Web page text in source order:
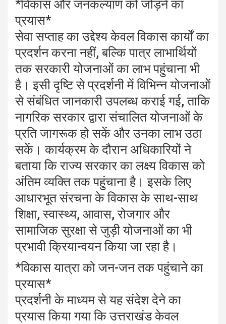
*विकास और जनकल्याण को जोड़ने का
प्रयास*
सेवा सप्ताह का उद्देश्य केवल विकास कार्यों का
प्रदर्शन करना नहीं, बल्कि पात्र लाभार्थियों
तक सरकारी योजनाओं का लाभ पहुंचाना भी
है। इसी दृष्टि से प्रदर्शनी में विभिन्न योजनाओं
से संबंधित जानकारी उपलब्ध कराई गई, ताकि
नागरिक सरकार द्वारा संचालित योजनाओं के
प्रति जागरूक हो सकें और उनका लाभ उठा
सकें। कार्यक्रम के दौरान अधिकारियों ने
बताया कि राज्य सरकार का लक्ष्य विकास को
अंतिम व्यक्ति तक पहुंचाना है। इसके लिए
आधारभूत संरचना के विकास के साथ-साथ
शिक्षा, स्वास्थ्य, आवास, रोजगार और
सामाजिक सुरक्षा से जुड़ी योजनाओं का भी
प्रभावी क्रियान्वयन किया जा रहा है।
*विकास यात्रा को जन-जन तक पहुंचाने का
प्रयास*
प्रदर्शनी के माध्यम से यह संदेश देने का
प्रयास किया गया कि उत्तराखंड केवल